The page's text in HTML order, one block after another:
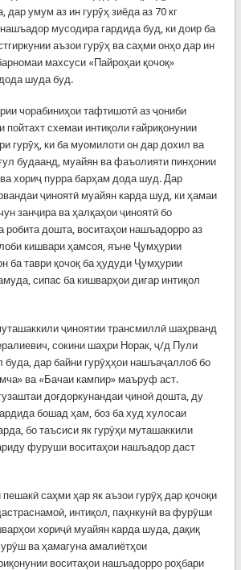
дар умум аз ин гурӯҳ зиёда аз 70 кг
нашъадор мусодира гардида буд, ки доир ба
аъзои гурӯҳ ва саҳми онҳо дар ин
махсуси «Пайроҳаи қочоқ»
шуда буд.
чорабиниҳои тафтишотӣ аз ҷониби
пойтахт схемаи интиқоли ғайриқонунии
гурӯҳ, ки ба муомилоти он дар дохил ва
будаанд, муайян ва фаъолияти пинҳонии
хориҷ пурра барҳам дода шуд. Дар
ҷиноятӣ муайян карда шуд, ки ҳамаи
занҷира ва ҳалқаҳои ҷиноятӣ бо
робита дошта, воситаҳои нашъадорро аз
кишвари ҳамсоя, яъне Ҷумҳурии
ба таври қочоқ ба ҳудуди Ҷумҳурии
сипас ба кишварҳои дигар интиқол
ҷиноятии трансмиллӣ шаҳрванд
сокини шаҳри Норак, ҷ/д Пули
буда, дар байни гурӯҳҳои нашъаҷаллоб бо
ва «Бачаи кампир» маъруф аст.
доғдоркунандаи ҷиноӣ дошта, ду
бошад ҳам, боз ба худ хулосаи
бо таъсиси як гурӯҳи муташаккили
фуруши воситаҳои нашъадор даст
саҳми ҳар як аъзои гурӯҳ дар қочоқи
интиқол, паҳнкунӣ ва фурӯши
хориҷӣ муайян карда шуда, дақиқ
ва ҳамагуна амалиётҳои
воситаҳои нашъадорро роҳбари